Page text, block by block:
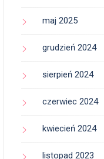
maj 2025
grudzień 2024
sierpień 2024
czerwiec 2024
kwiecień 2024
listopad 2023